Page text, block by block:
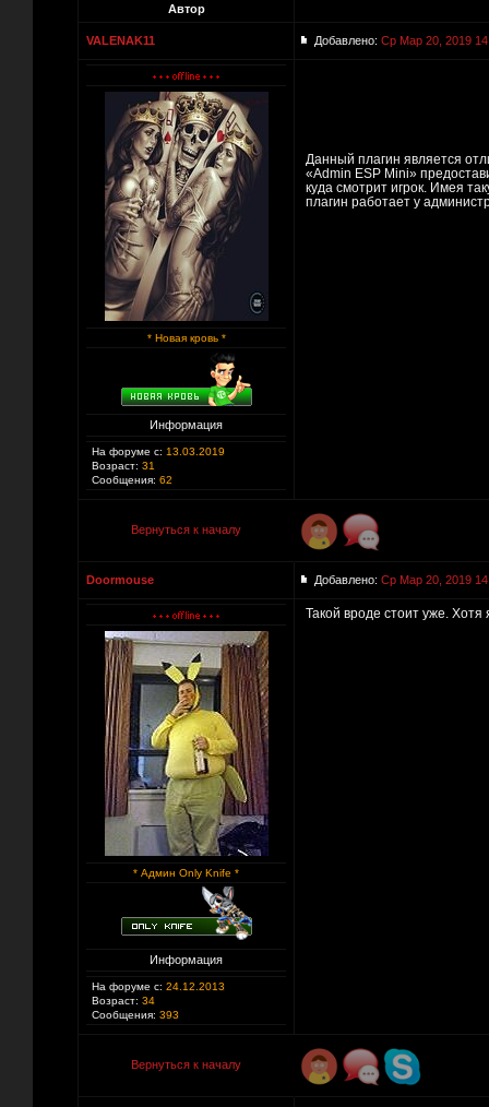
Автор
VALENAK11 Добавлено: Ср Мар 20, 2019
* Новая кровь *
Информация
На форуме с: 13.03.2019
Возраст: 31
Сообщения: 62
Данный плагин является
«Admin ESP Mini»
куда смотрит игрок. Имея
плагин работает у
Вернуться к началу
Doormouse Добавлено: Ср Мар 20, 2019
* Админ Only Knife *
Информация
На форуме с: 24.12.2013
Возраст: 34
Сообщения: 393
Такой вроде стоит уже. Хотя
Вернуться к началу